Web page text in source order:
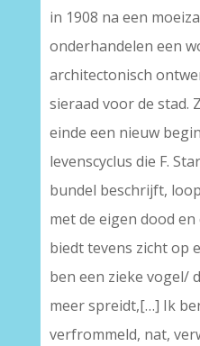
in 1908 na een
onderhandelen een
architectonisch
sieraad voor de stad.
einde een nieuw
levenscyclus die F.
bundel beschrijft,
met de eigen dood
biedt tevens zicht op
ben een zieke vogel/
meer spreidt,[…] Ik
verfrommeld, nat,